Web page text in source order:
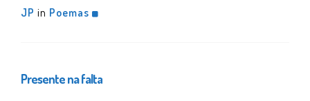
JP in Poemas
Presente na falta